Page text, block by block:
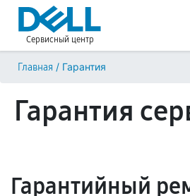
Сервисный центр
Главная / Гарантия
Гарантия
Гарантийный